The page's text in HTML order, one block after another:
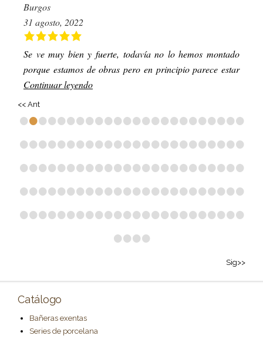
Burgos
31 agosto, 2022
Se ve muy bien y fuerte, todavía no lo hemos montado
porque estamos de obras pero en principio parece estar
Continuar leyendo
<< Ant
••••••••••••••••••••••••
••••••••••••••••••••••••
••••••••••••••••••••••••
••••••••••••••••••••••••
••••••••••••••••••••••••
••••
Sig>>
Catálogo
Bañeras exentas
Series de porcelana